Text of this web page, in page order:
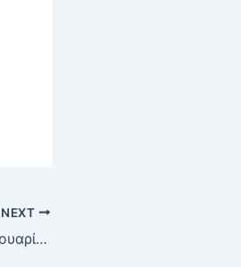
NEXT
Οι αγώνες του τριήμερου 20-22 Φεβρουαρίου